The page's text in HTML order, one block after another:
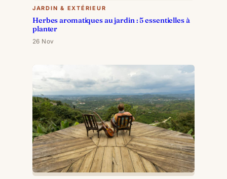
JARDIN & EXTÉRIEUR
Herbes aromatiques au jardin : 5 essentielles à
planter
26 Nov